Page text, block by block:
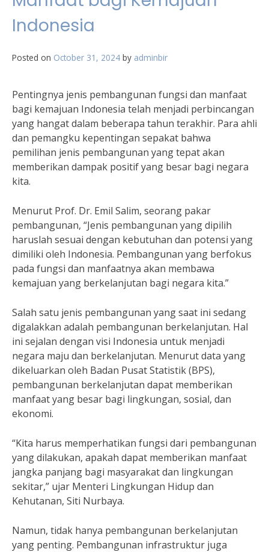
Indonesia
Posted on October 31, 2024 by adminbir
Pentingnya jenis pembangunan fungsi dan manfaat
bagi kemajuan Indonesia telah menjadi perbincangan
yang hangat dalam beberapa tahun terakhir. Para ahli
dan pemangku kepentingan sepakat bahwa
pemilihan jenis pembangunan yang tepat akan
memberikan dampak positif yang besar bagi negara
kita.
Menurut Prof. Dr. Emil Salim, seorang pakar
pembangunan, “Jenis pembangunan yang dipilih
haruslah sesuai dengan kebutuhan dan potensi yang
dimiliki oleh Indonesia. Pembangunan yang berfokus
pada fungsi dan manfaatnya akan membawa
kemajuan yang berkelanjutan bagi negara kita.”
Salah satu jenis pembangunan yang saat ini sedang
digalakkan adalah pembangunan berkelanjutan. Hal
ini sejalan dengan visi Indonesia untuk menjadi
negara maju dan berkelanjutan. Menurut data yang
dikeluarkan oleh Badan Pusat Statistik (BPS),
pembangunan berkelanjutan dapat memberikan
manfaat yang besar bagi lingkungan, sosial, dan
ekonomi.
“Kita harus memperhatikan fungsi dari pembangunan
yang dilakukan, apakah dapat memberikan manfaat
jangka panjang bagi masyarakat dan lingkungan
sekitar,” ujar Menteri Lingkungan Hidup dan
Kehutanan, Siti Nurbaya.
Namun, tidak hanya pembangunan berkelanjutan
yang penting. Pembangunan infrastruktur juga